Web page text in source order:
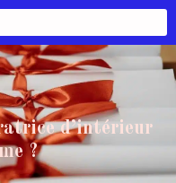
d’intérieur
?